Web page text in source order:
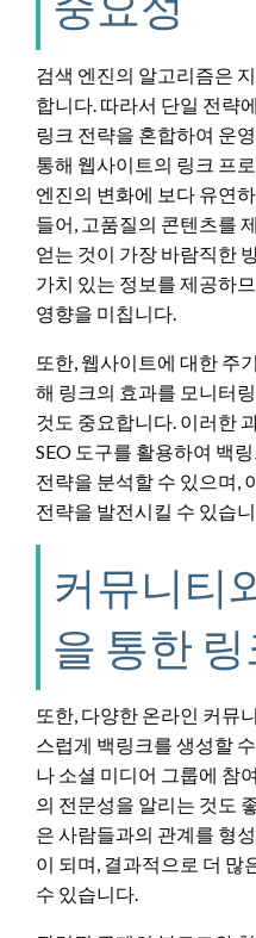
검색 엔진의 알고리즘은
합니다. 따라서 단일 전략
링크 전략을 혼합하여 운
통해 웹사이트의 링크 프
엔진의 변화에 보다 유연
들어, 고품질의 콘텐츠를
얻는 것이 가장 바람직한
가치 있는 정보를 제공하
영향을 미칩니다.
또한, 웹사이트에 대한 주
해 링크의 효과를 모니터
것도 중요합니다. 이러한
SEO 도구를 활용하여 백
전략을 분석할 수 있으며,
전략을 발전시킬 수 있습니
커뮤니티
을 통한
또한, 다양한 온라인 커뮤
스럽게 백링크를 생성할
나 소셜 미디어 그룹에 참
의 전문성을 알리는 것도
은 사람들과의 관계를 형
이 되며, 결과적으로 더 많
수 있습니다.